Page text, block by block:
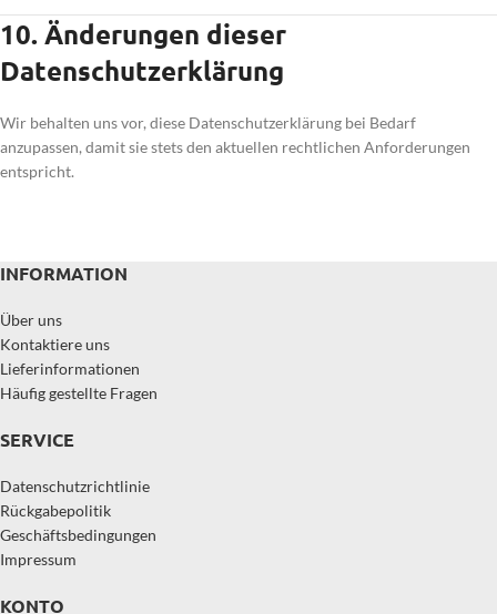
10. Änderungen dieser
Datenschutzerklärung
Wir behalten uns vor, diese Datenschutzerklärung bei Bedarf
anzupassen, damit sie stets den aktuellen rechtlichen Anforderungen
entspricht.
INFORMATION
Über uns
Kontaktiere uns
Lieferinformationen
Häufig gestellte Fragen
SERVICE
Datenschutzrichtlinie
Rückgabepolitik
Geschäftsbedingungen
Impressum
KONTO